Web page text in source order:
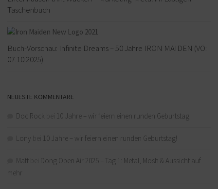
Taschenbuch
Buch-Vorschau: Infinite Dreams – 50 Jahre IRON MAIDEN (VÖ:
07.10.2025)
NEUESTE KOMMENTARE
Doc Rock 10 Jahre – wir feiern einen runden Geburtstag!
Lony 10 Jahre – wir feiern einen runden Geburtstag!
Matt
Dong Open Air 2025 – Tag 1: Metal, Mosh & Aussicht auf
mehr